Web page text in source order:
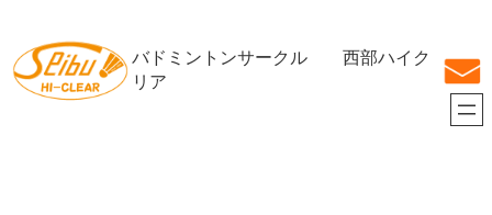
を
ス
バドミントンサークル 西部ハイク
リア